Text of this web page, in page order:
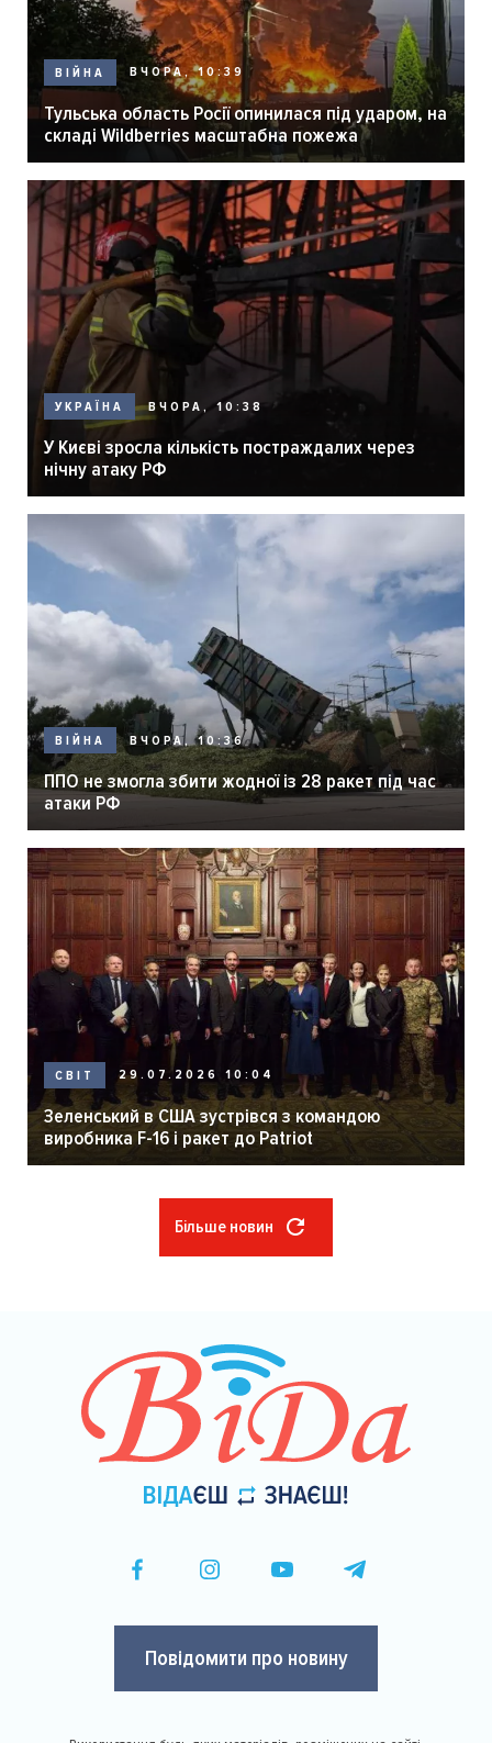
ВІЙНА ВЧОРА, 10:39
Тульська область Росії опинилася під ударом, на
складі Wildberries масштабна пожежа
УКРАЇНА ВЧОРА, 10:38
У Києві зросла кількість постраждалих через
нічну атаку РФ
ВІЙНА ВЧОРА, 10:36
ППО не змогла збити жодної із 28 ракет під час
атаки РФ
СВІТ 29.07.2026 10:04
Зеленський в США зустрівся з командою
виробника F-16 і ракет до Patriot
Більше новин
Повідомити про новину